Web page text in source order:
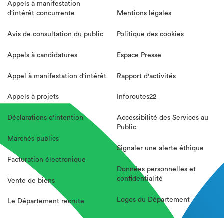
Appels à manifestation
d'intérêt concurrente
Avis de consultation du public
Appels à candidatures
Appel à manifestation d'intérêt
Appels à projets
Déclarations d'intention
Marchés publics
Facturation électronique
Vente de biens
Le Département recrute
Mentions légales
Politique des cookies
Espace Presse
Rapport d'activités
Inforoutes22
Accessibilité des Services au
Public
Signaler une alerte éthique
Données personnelles et
confidentialité
Logos du Département